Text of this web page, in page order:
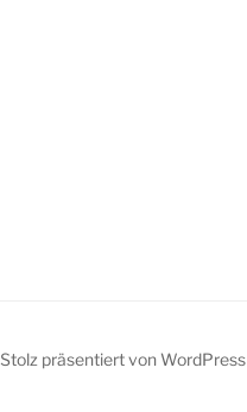
Stolz präsentiert von WordPress